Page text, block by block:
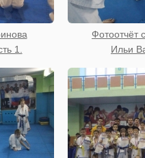
1.
Фотоотчёт
Ильи